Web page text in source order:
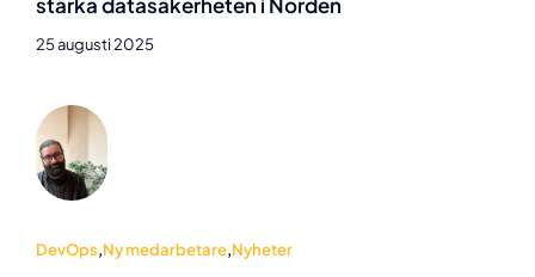
25 augusti 2025
DevOps,Ny medarbetare,Nyheter